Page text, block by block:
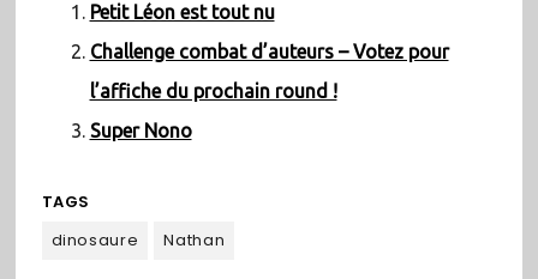
Petit Léon est tout nu
Challenge combat d’auteurs – Votez pour
l’affiche du prochain round !
Super Nono
TAGS
dinosaure
Nathan